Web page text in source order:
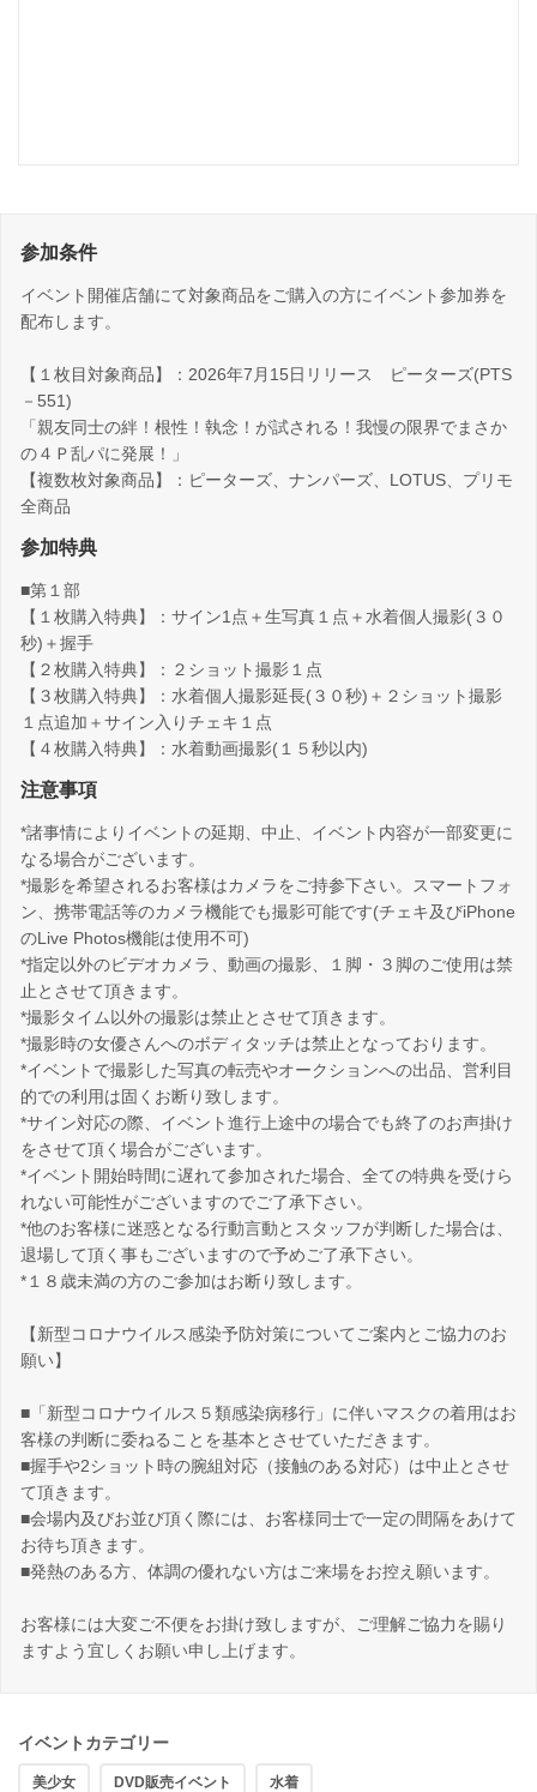
参加条件
イベント開催店舗にて対象商品をご購入の方にイベント参加券を
配布します。
【１枚目対象商品】：2026年7月15日リリース ピーターズ(PTS
－551)
「親友同士の絆！根性！執念！が試される！我慢の限界でまさか
の４Ｐ乱パに発展！」
【複数枚対象商品】：ピーターズ、ナンパーズ、LOTUS、プリモ
全商品
参加特典
■第１部
【１枚購入特典】：サイン1点＋生写真１点＋水着個人撮影(３０
秒)＋握手
【２枚購入特典】：２ショット撮影１点
【３枚購入特典】：水着個人撮影延長(３０秒)＋２ショット撮影
１点追加＋サイン入りチェキ１点
【４枚購入特典】：水着動画撮影(１５秒以内)
注意事項
*諸事情によりイベントの延期、中止、イベント内容が一部変更に
なる場合がございます。
*撮影を希望されるお客様はカメラをご持参下さい。スマートフォ
ン、携帯電話等のカメラ機能でも撮影可能です(チェキ及びiPhone
のLive Photos機能は使用不可)
*指定以外のビデオカメラ、動画の撮影、１脚・３脚のご使用は禁
止とさせて頂きます。
*撮影タイム以外の撮影は禁止とさせて頂きます。
*撮影時の女優さんへのボディタッチは禁止となっております。
*イベントで撮影した写真の転売やオークションへの出品、営利目
的での利用は固くお断り致します。
*サイン対応の際、イベント進行上途中の場合でも終了のお声掛け
をさせて頂く場合がございます。
*イベント開始時間に遅れて参加された場合、全ての特典を受けら
れない可能性がございますのでご了承下さい。
*他のお客様に迷惑となる行動言動とスタッフが判断した場合は、
退場して頂く事もございますので予めご了承下さい。
*１８歳未満の方のご参加はお断り致します。
【新型コロナウイルス感染予防対策についてご案内とご協力のお
願い】
■「新型コロナウイルス５類感染病移行」に伴いマスクの着用はお
客様の判断に委ねることを基本とさせていただきます。
■握手や2ショット時の腕組対応（接触のある対応）は中止とさせ
て頂きます。
■会場内及びお並び頂く際には、お客様同士で一定の間隔をあけて
お待ち頂きます。
■発熱のある方、体調の優れない方はご来場をお控え願います。
お客様には大変ご不便をお掛け致しますが、ご理解ご協力を賜り
ますよう宜しくお願い申し上げます。
イベントカテゴリー
美少女 DVD販売イベント 水着